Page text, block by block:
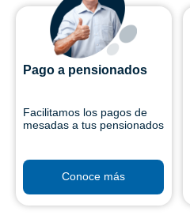
Pago a pensionados
Facilitamos los pagos de
mesadas a tus pensionados
Conoce más